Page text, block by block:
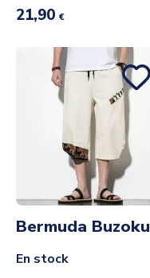
21,90 €
Bermuda Buzoku
En stock